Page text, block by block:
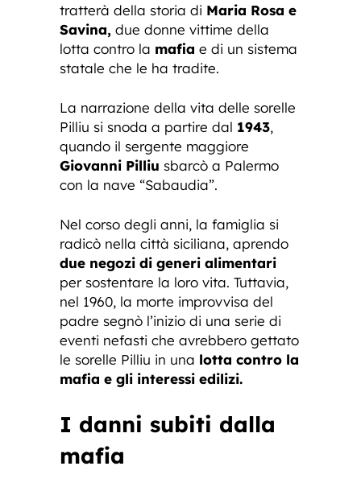
tratterà della storia di Maria Rosa e
Savina, due donne vittime della
lotta contro la mafia e di un sistema
statale che le ha tradite.
La narrazione della vita delle sorelle
Pilliu si snoda a partire dal 1943,
quando il sergente maggiore
Giovanni Pilliu sbarcò a Palermo
con la nave “Sabaudia”.
Nel corso degli anni, la famiglia si
radicò nella città siciliana, aprendo
due negozi di generi alimentari
per sostentare la loro vita. Tuttavia,
nel 1960, la morte improvvisa del
padre segnò l’inizio di una serie di
eventi nefasti che avrebbero gettato
le sorelle Pilliu in una lotta contro la
mafia e gli interessi edilizi.
I danni subiti dalla
mafia